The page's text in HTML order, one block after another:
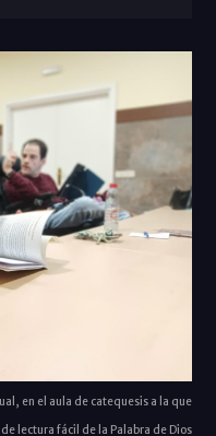
en el aula de catequesis a la que
lectura fácil de la Palabra de Dios